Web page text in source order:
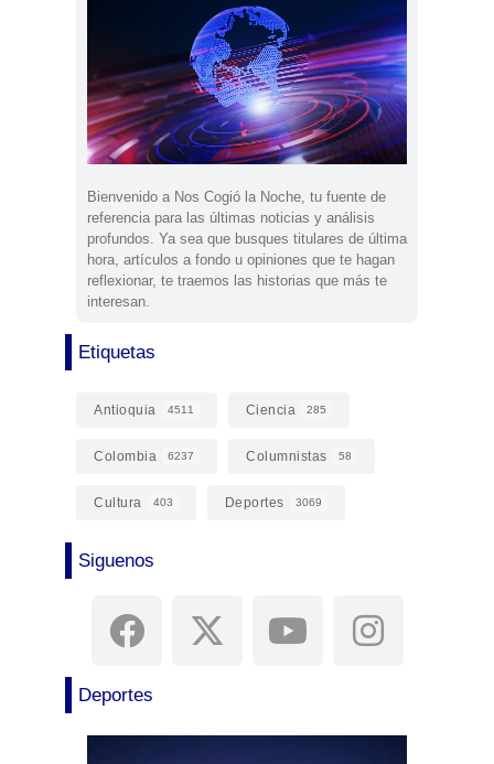
Bienvenido a Nos Cogió la Noche, tu fuente de
referencia para las últimas noticias y análisis
profundos. Ya sea que busques titulares de última
hora, artículos a fondo u opiniones que te hagan
reflexionar, te traemos las historias que más te
interesan.
Etiquetas
Antioquia 4511 Ciencia 285
Colombia 6237 Columnistas 58
Cultura 403 Deportes 3069
Siguenos
Deportes